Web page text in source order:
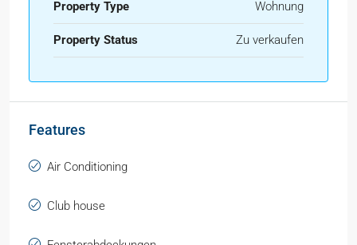
Property Type Wohnung
Property Status Zu verkaufen
Features
Air Conditioning
Club house